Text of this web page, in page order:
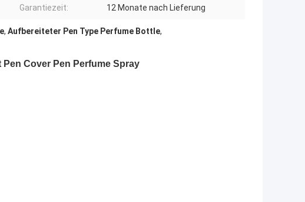
Garantiezeit: 12 Monate nach Lieferung
, Aufbereiteter Pen Type Perfume Bottle,
Cover Pen Perfume Spray